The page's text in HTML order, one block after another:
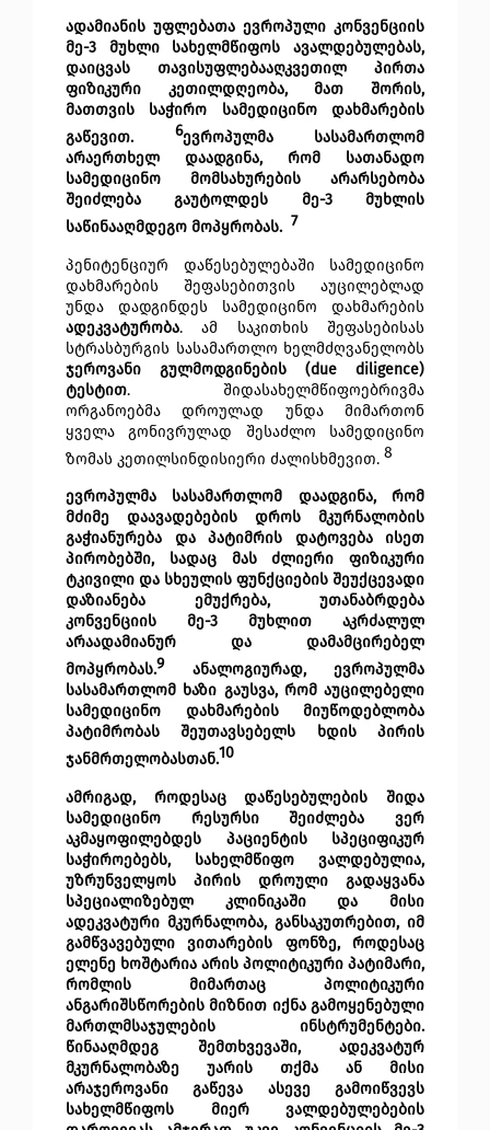
ადამიანის უფლებათა ევროპული კონვენციის
მე-3 მუხლი სახელმწიფოს ავალდებულებას,
დაიცვას თავისუფლებააღკვეთილ პირთა
ფიზიკური კეთილდღეობა, მათ შორის,
მათთვის საჭირო სამედიცინო დახმარების
გაწევით.
6ევროპულმა სასამართლომ
არაერთხელ დაადგინა, რომ სათანადო
სამედიცინო მომსახურების არარსებობა
შეიძლება გაუტოლდეს მე-3 მუხლის
საწინააღმდეგო მოპყრობას. 7
პენიტენციურ დაწესებულებაში სამედიცინო
დახმარების შეფასებითვის აუცილებლად
ადეკვატურობა. ამ საკითხის შეფასებისას
ჯეროვანი გულმოდგინების (due diligence)
ტესტით. შიდასახელმწიფოებრივმა
ორგანოებმა დროულად უნდა მიმართონ
ყველა გონივრულად შესაძლო სამედიცინო
ზომას კეთილსინდისიერი ძალისხმევით. 8
ევროპულმა სასამართლომ დაადგინა, რომ
მძიმე დაავადებების დროს მკურნალობის
გაჭიანურება და პატიმრის დატოვება ისეთ
პირობებში, სადაც მას ძლიერი ფიზიკური
ტკივილი და სხეულის ფუნქციების შეუქცევადი
დაზიანება ემუქრება, უთანაბრდება
კონვენციის მე-3 მუხლით აკრძალულ
არაადამიანურ და დამამცირებელ
მოპყრობას.9
ანალოგიურად, ევროპულმა
სასამართლომ ხაზი გაუსვა, რომ აუცილებელი
სამედიცინო დახმარების მიუწოდებლობა
პატიმრობას შეუთავსებელს ხდის პირის
ჯანმრთელობასთან.10
ამრიგად, როდესაც დაწესებულების შიდა
სამედიცინო რესურსი შეიძლება ვერ
აკმაყოფილებდეს პაციენტის სპეციფიკურ
საჭიროებებს, სახელმწიფო ვალდებულია,
უზრუნველყოს პირის დროული გადაყვანა
სპეციალიზებულ კლინიკაში და მისი
ადეკვატური მკურნალობა, განსაკუთრებით, იმ
გამწვავებული ვითარების ფონზე, როდესაც
ელენე ხოშტარია არის პოლიტიკური პატიმარი,
რომლის მიმართაც პოლიტიკური
ანგარიშსწორების მიზნით იქნა გამოყენებული
მართლმსაჯულების ინსტრუმენტები.
წინააღმდეგ შემთხვევაში, ადეკვატურ
მკურნალობაზე უარის თქმა ან მისი
არაჯეროვანი გაწევა ასევე გამოიწვევს
სახელმწიფოს მიერ ვალდებულებების